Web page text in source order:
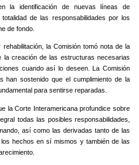
la identificación de nuevas líneas de
de las responsabilidades por los
de fondo.
la Comisión tomó nota de la
la creación de las estructuras necesarias
cuando así lo deseen. La Comisión
han sostenido que el cumplimiento de la
para sentirse reparadas.
la Corte Interamericana profundice sobre
todas las posibles responsabilidades,
así como las derivadas tanto de las
hechos en sí mismos y también de las